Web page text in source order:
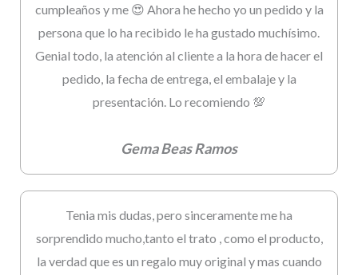
cumpleaños y me 😍 Ahora he hecho yo un pedido y la
persona que lo ha recibido le ha gustado muchísimo.
Genial todo, la atención al cliente a la hora de hacer el
pedido, la fecha de entrega, el embalaje y la
presentación. Lo recomiendo 💯
Gema Beas Ramos
Tenia mis dudas, pero sinceramente me ha
sorprendido mucho,tanto el trato , como el producto,
la verdad que es un regalo muy original y mas cuando